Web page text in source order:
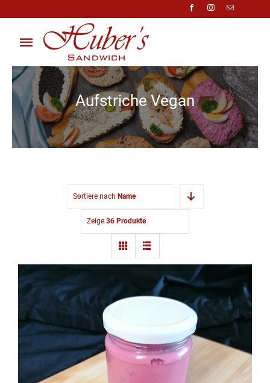
springen
Toggle
Navigation
Über Uns
Anfragen
Preisliste
Aufstriche Vegan
Sortiere nach Name
Zeige 36 Produkte